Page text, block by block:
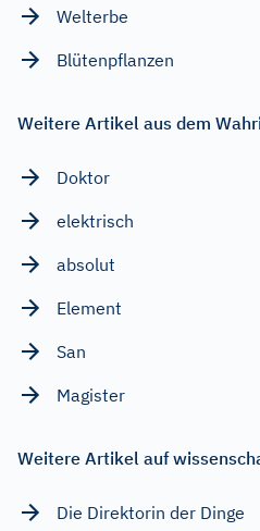
Welterbe
Blütenpflanzen
Weitere Artikel aus dem
Doktor
elektrisch
absolut
Element
San
Magister
Weitere Artikel auf
Die Direktorin der Dinge